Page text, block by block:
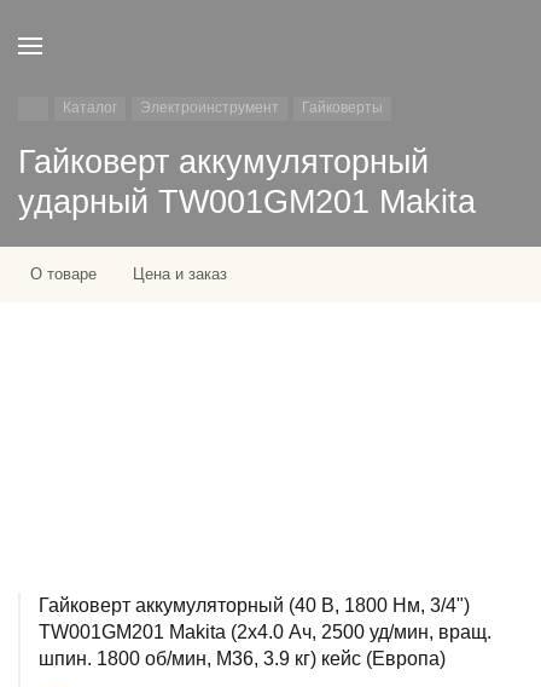
Каталог Электроинструмент Гайковерты
Гайковерт аккумуляторный
ударный TW001GM201 Makita
О товаре Цена и заказ
Гайковерт аккумуляторный (40 В, 1800 Нм, 3/4")
TW001GM201 Makita (2x4.0 Ач, 2500 уд/мин, вращ.
шпин. 1800 об/мин, М36, 3.9 кг) кейс (Европа)